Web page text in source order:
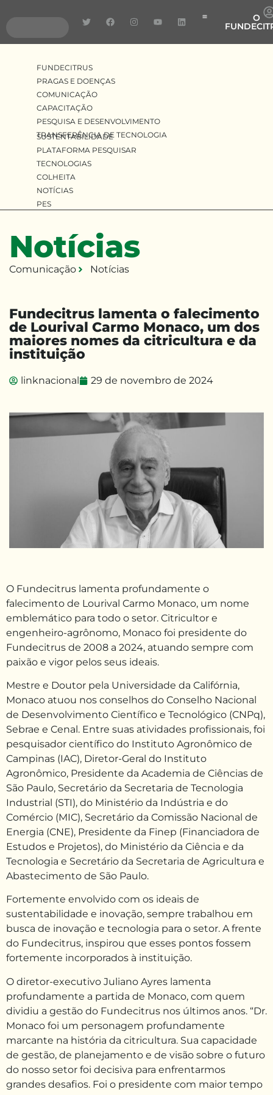
O
SUSTENTABILIDADE
PLATAFORMA PESQUISAR
TECNOLOGIAS
COLHEITA
NOTÍCIAS
PES
FUNDECITRUS
PRAGAS E DOENÇAS
COMUNICAÇÃO
CAPACITAÇÃO
PESQUISA E DESENVOLVIMENTO
TRANSFERÊNCIA DE TECNOLOGIA
Notícias
Comunicação Notícias
linknacional 29 de novembro de 2024
Fundecitrus lamenta o falecimento
de Lourival Carmo Monaco, um dos
maiores nomes da citricultura e da
instituição
O Fundecitrus lamenta profundamente o
falecimento de Lourival Carmo Monaco, um nome
emblemático para todo o setor. Citricultor e
engenheiro-agrônomo, Monaco foi presidente do
Fundecitrus de 2008 a 2024, atuando sempre com
paixão e vigor pelos seus ideais.
Mestre e Doutor pela Universidade da Califórnia,
Monaco atuou nos conselhos do Conselho Nacional
de Desenvolvimento Científico e Tecnológico (CNPq),
Sebrae e Cenal. Entre suas atividades profissionais, foi
pesquisador científico do Instituto Agronômico de
Campinas (IAC), Diretor-Geral do Instituto
Agronômico, Presidente da Academia de Ciências de
São Paulo, Secretário da Secretaria de Tecnologia
Industrial (STI), do Ministério da Indústria e do
Comércio (MIC), Secretário da Comissão Nacional de
Energia (CNE), Presidente da Finep (Financiadora de
Estudos e Projetos), do Ministério da Ciência e da
Tecnologia e Secretário da Secretaria de Agricultura e
Abastecimento de São Paulo.
Fortemente envolvido com os ideais de
sustentabilidade e inovação, sempre trabalhou em
busca de inovação e tecnologia para o setor. A frente
do Fundecitrus, inspirou que esses pontos fossem
fortemente incorporados à instituição.
O diretor-executivo Juliano Ayres lamenta
profundamente a partida de Monaco, com quem
dividiu a gestão do Fundecitrus nos últimos anos. “Dr.
Monaco foi um personagem profundamente
marcante na história da citricultura. Sua capacidade
de gestão, de planejamento e de visão sobre o futuro
do nosso setor foi decisiva para enfrentarmos
grandes desafios. Foi o presidente com maior tempo